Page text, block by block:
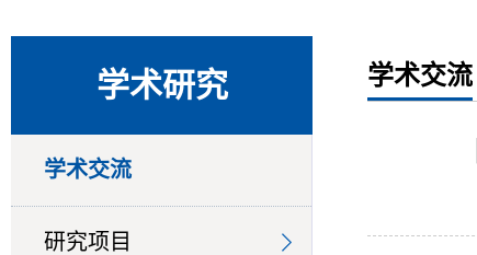
学术研究
学术交流
研究项目
学术交流